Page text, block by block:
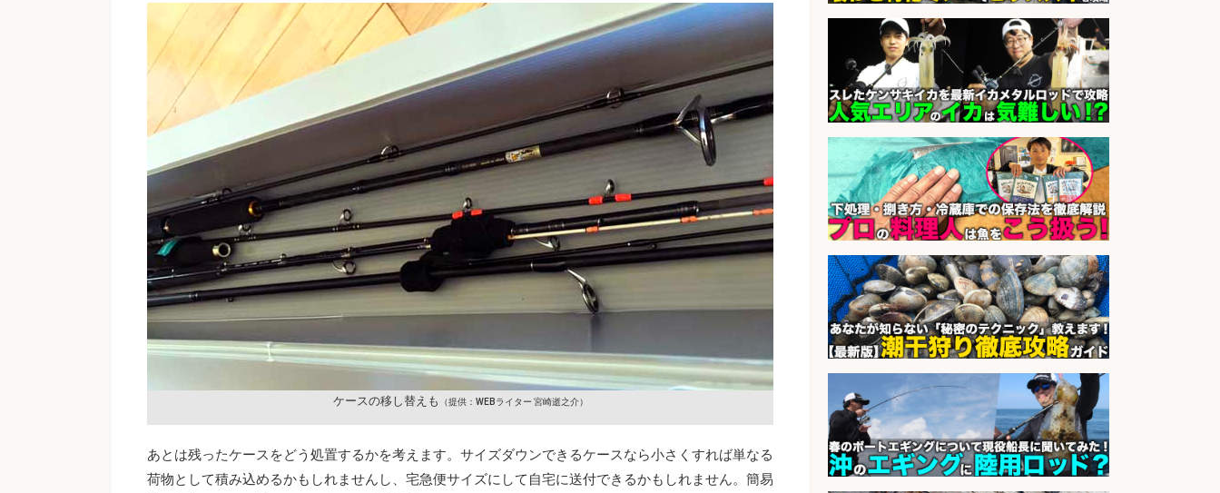
ケースの移し替えも （提供：WEBライター 宮崎逝之介）
あとは残ったケースをどう処置するかを考えます。サイズダウンできるケースなら小さくすれば単なる
荷物として積み込めるかもしれませんし、宅急便サイズにして自宅に送付できるかもしれません。簡易
さらに求人情報を見る